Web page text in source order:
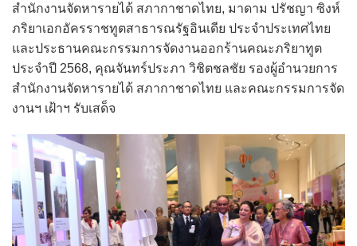
สำนักงานจัดหารายได้ สภากาชาดไทย, มาดาม ปรัชญา ซิงห์
ภริยาเอกอัครราชทูตสาธารณรัฐอินเดีย ประจำประเทศไทย
และประธานคณะกรรมการจัดงานออกร้านคณะภริยาทูต
ประจำปี 2568, คุณจันทร์ประภา วิชิตชลชัย รองผู้อำนวยการ
สำนักงานจัดหารายได้ สภากาชาดไทย และคณะกรรมการจัด
งานฯ เฝ้าฯ รับเสด็จ